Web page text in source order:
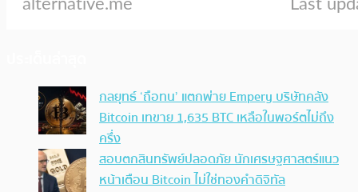
กลยุทธ์ ‘ถือทน’ แตกพ่าย Empery บริษัทคลัง
Bitcoin เทขาย 1,635 BTC เหลือในพอร์ตไม่ถึง
ครึ่ง
สอบตกสินทรัพย์ปลอดภัย นักเศรษฐศาสตร์แนว
หน้าเตือน Bitcoin ไม่ใช่ทองคำดิจิทัล